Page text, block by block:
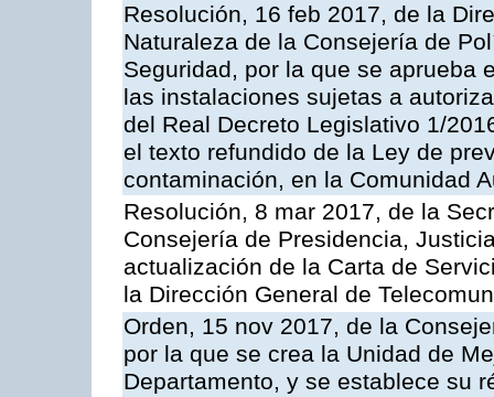
Resolución, 16 feb 2017, de la
Naturaleza de la Consejería de
Seguridad, por la que se aprueba
las instalaciones sujetas a
del Real Decreto Legislativo 1/
el texto refundido de la Ley de
contaminación, en la Comunidad
Resolución, 8 mar 2017, de la
Consejería de Presidencia,
actualización de la Carta de
la Dirección General de
Orden, 15 nov 2017, de la
por la que se crea la Unidad de
Departamento, y se establece su